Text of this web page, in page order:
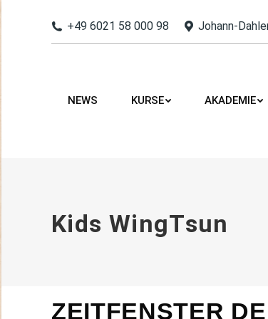
+49 6021 58 000 98 Johann-
NEWS KURSE AKADEMIE
Kids WingTsun
ZEITFENSTER